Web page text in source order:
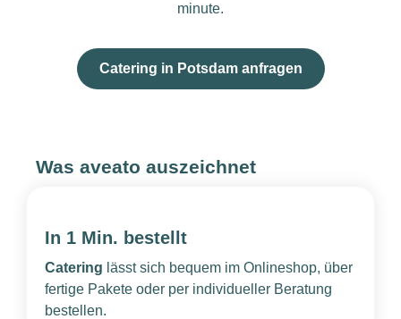
minute.
Catering in Potsdam anfragen
Was aveato auszeichnet
In 1 Min. bestellt
Catering lässt sich bequem im Onlineshop, über
fertige Pakete oder per individueller Beratung
bestellen.